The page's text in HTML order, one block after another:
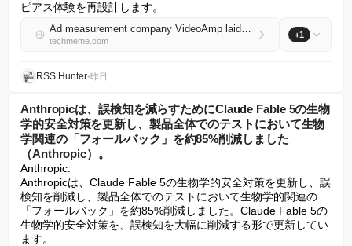
ピアス体験を再設計します。
Ad measurement company VideoAmp laid off ~20% of staff this week, citing AI as a "major platform shift"; sources: 50-60 employees were cut, including its CTO (Nat Ives/Wall Street Journal)
techmeme.com
+1
RSS Hunter•昨日
Anthropicは、誤検知を減らすためにClaude Fable 5の生物
学的安全対策を更新し、製品全体でのテストにおいて生物
学関連の「フォールバック」を約85%削減しました
（Anthropic）。
Anthropic:
Anthropicは、Claude Fable 5の生物学的安全対策を更新し、誤
検知を削減し、製品全体でのテストにおいて生物学的関連の
「フォールバック」を約85%削減しました。Claude Fable 5の
生物学的安全対策を、誤検知を大幅に削減する形で更新してい
ます。